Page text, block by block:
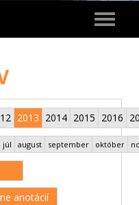
Toggle
2013 2014 2015 2016
júl august september október
anotácií